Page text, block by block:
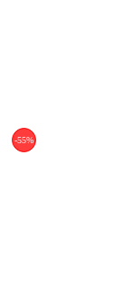
-55%